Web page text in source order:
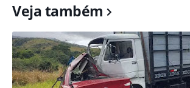
Veja também